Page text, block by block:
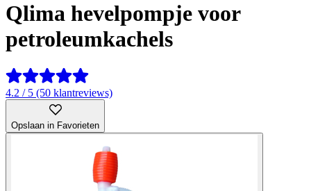
Qlima hevelpompje voor
petroleumkachels
4.2 / 5 (50 klantreviews)
Opslaan in Favorieten